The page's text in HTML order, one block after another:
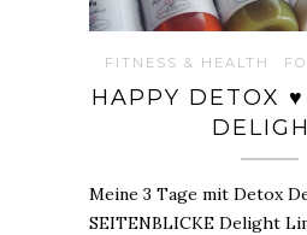
FITNESS & HEALTH
HAPPY DETOX
Meine 3 Tage mit Detox
SEITENBLICKE Delight